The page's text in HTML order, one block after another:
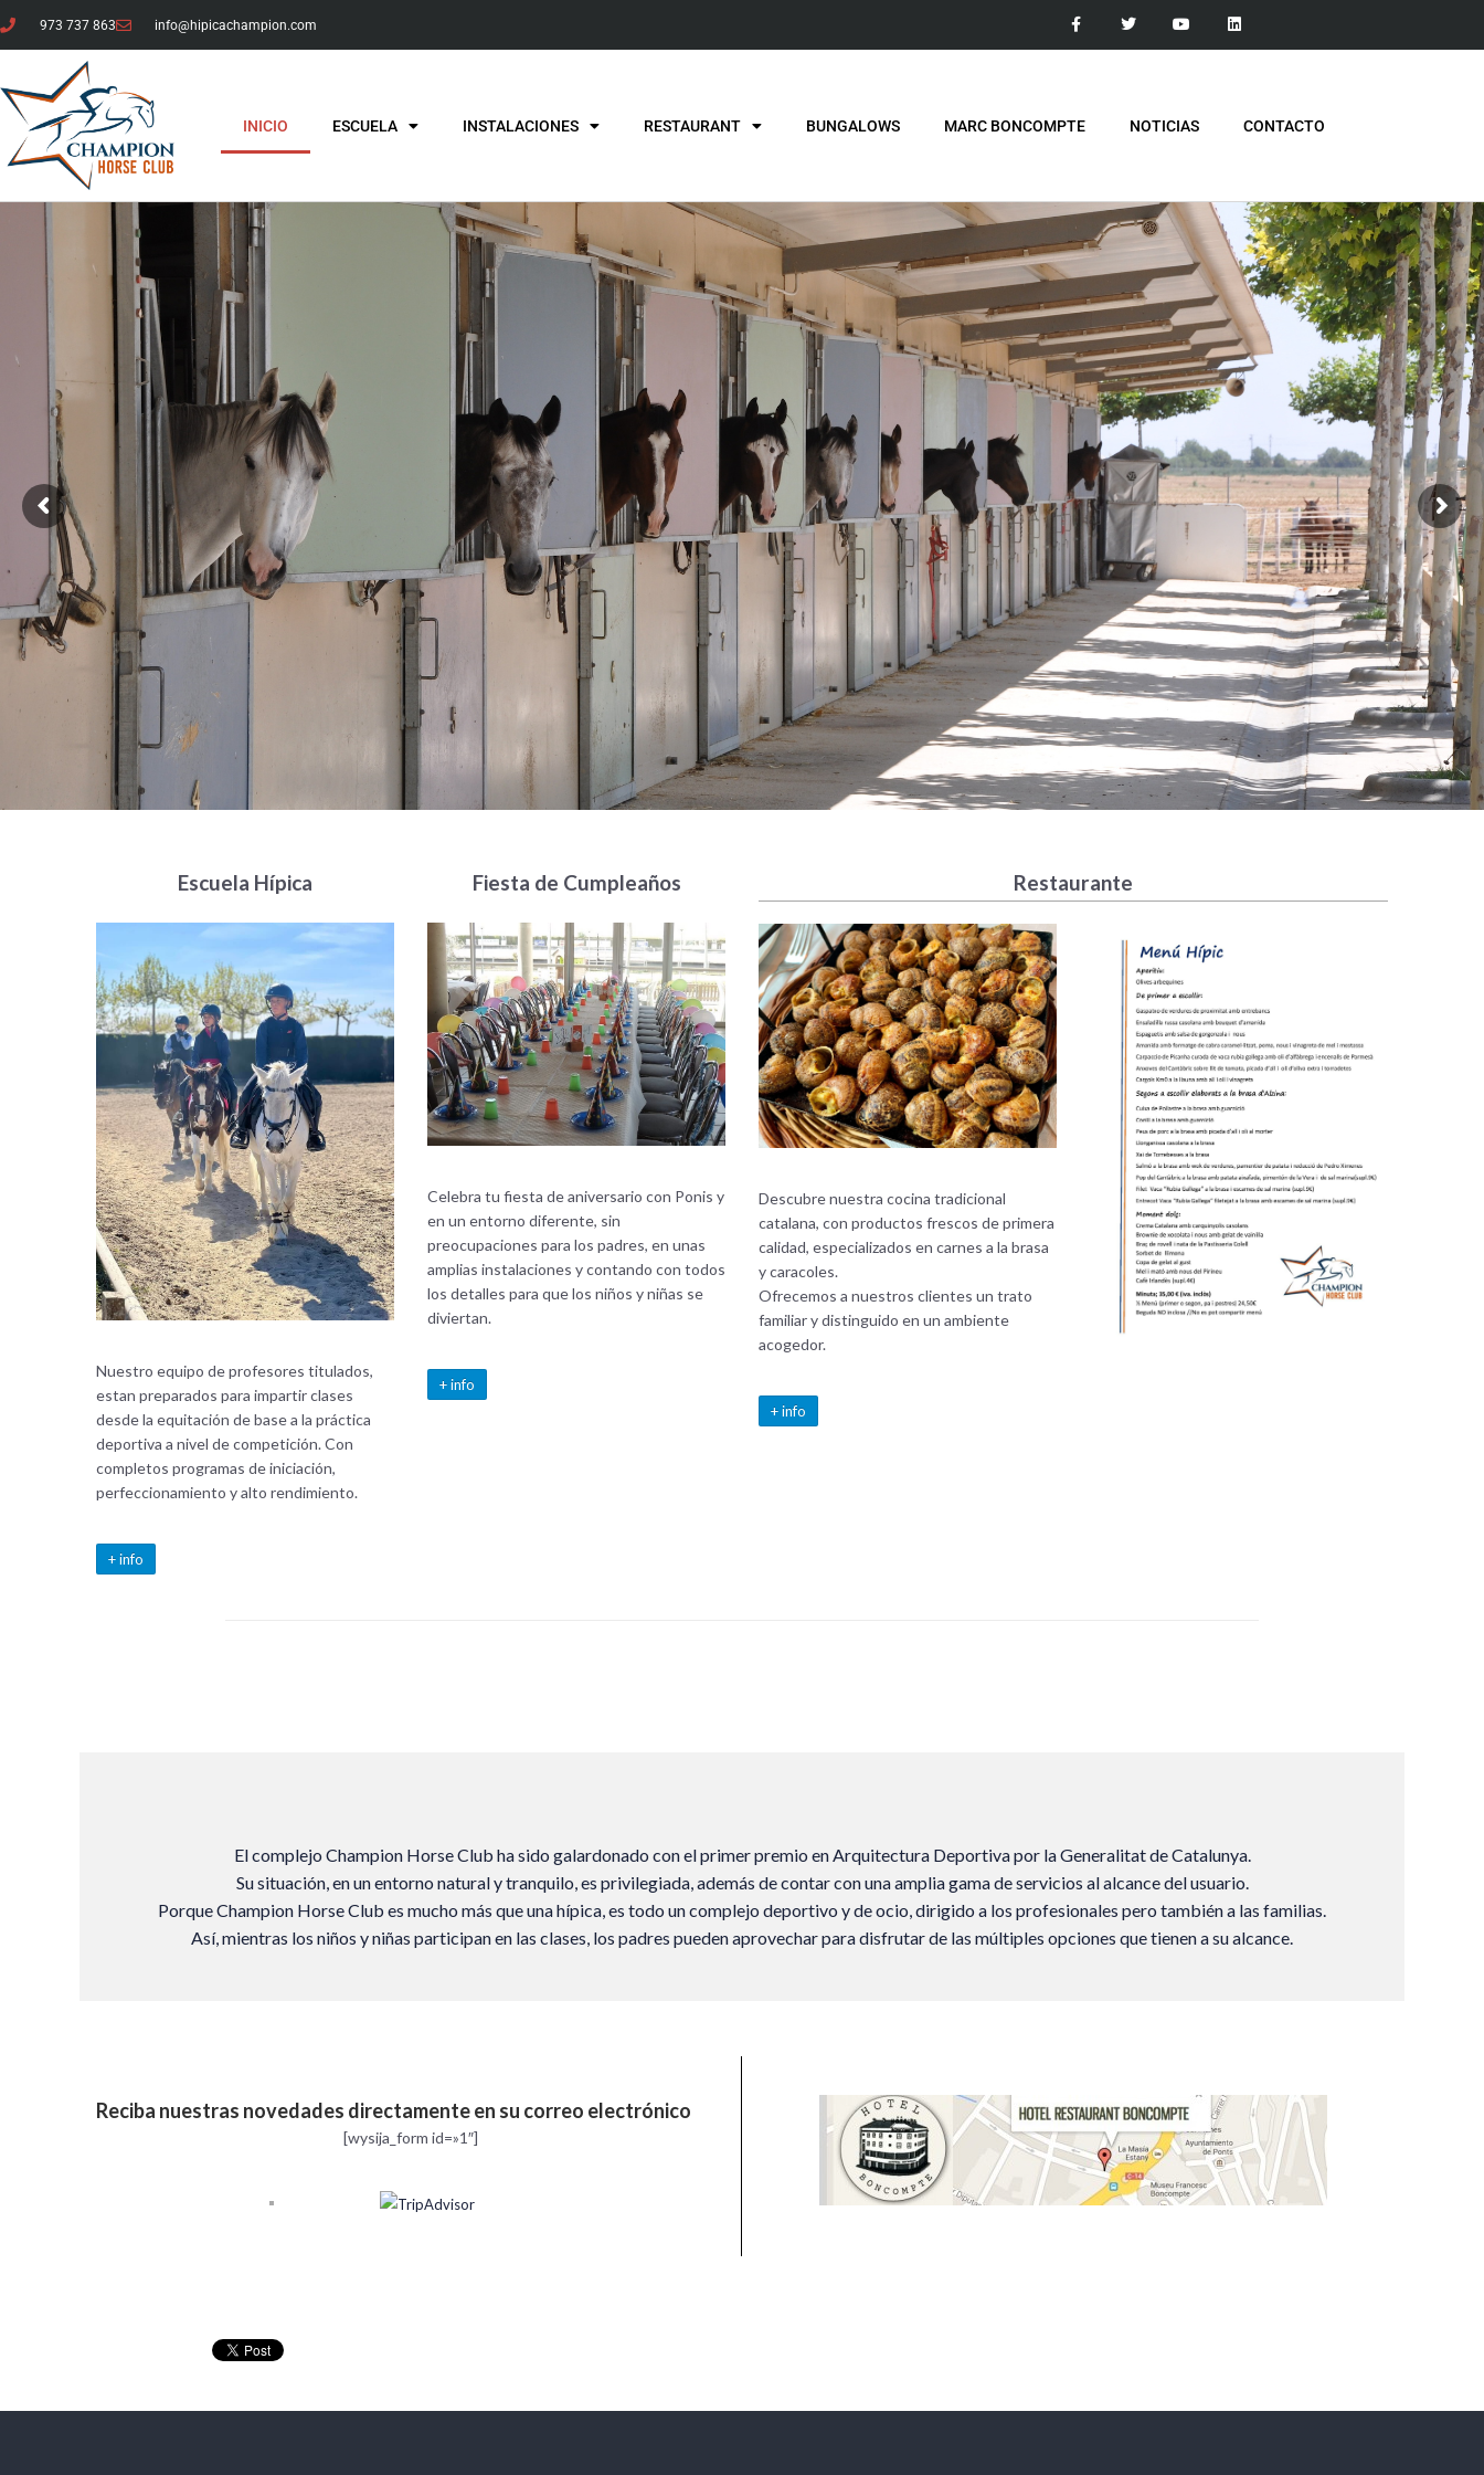
973 737 863 info@hipicachampion.com
INICIO ESCUELA INSTALACIONES RESTAURANT BUNGALOWS MARC BONCOMPTE NOTICIAS CONTACTO
Escuela Hípica
Nuestro equipo de profesores titulados,
estan preparados para impartir clases
desde la equitación de base a la práctica
deportiva a nivel de competición. Con
completos programas de iniciación,
perfeccionamiento y alto rendimiento.
+ info
Fiesta de Cumpleaños
Celebra tu fiesta de aniversario con Ponis y
en un entorno diferente, sin
preocupaciones para los padres, en unas
amplias instalaciones y contando con todos
los detalles para que los niños y niñas se
diviertan.
+ info
Restaurante
Descubre nuestra cocina tradicional
catalana, con productos frescos de primera
calidad, especializados en carnes a la brasa
y caracoles.
Ofrecemos a nuestros clientes un trato
familiar y distinguido en un ambiente
acogedor.
+ info
El complejo Champion Horse Club ha sido galardonado con el primer premio en Arquitectura Deportiva por la Generalitat de Catalunya.
Su situación, en un entorno natural y tranquilo, es privilegiada, además de contar con una amplia gama de servicios al alcance del usuario.
Porque Champion Horse Club es mucho más que una hípica, es todo un complejo deportivo y de ocio, dirigido a los profesionales pero también a las familias.
Así, mientras los niños y niñas participan en las clases, los padres pueden aprovechar para disfrutar de las múltiples opciones que tienen a su alcance.
Reciba nuestras novedades directamente en su correo electrónico
[wysija_form id=»1″]